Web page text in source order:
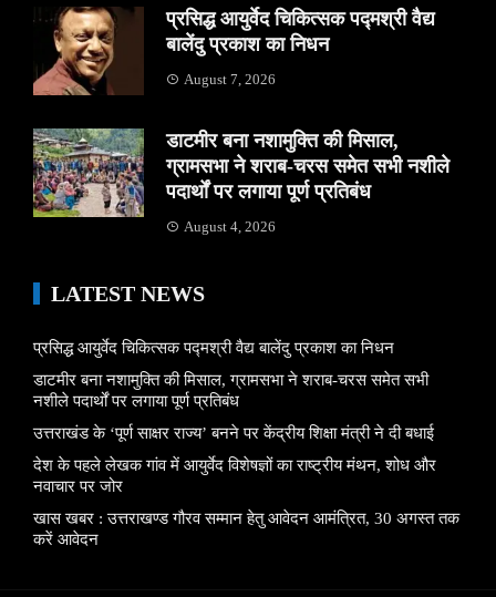
प्रसिद्ध आयुर्वेद चिकित्सक पद्मश्री वैद्य
बालेंदु प्रकाश का निधन
August 7, 2026
डाटमीर बना नशामुक्ति की मिसाल,
ग्रामसभा ने शराब-चरस समेत सभी नशीले
पदार्थों पर लगाया पूर्ण प्रतिबंध
August 4, 2026
LATEST NEWS
प्रसिद्ध आयुर्वेद चिकित्सक पद्मश्री वैद्य बालेंदु प्रकाश का निधन
डाटमीर बना नशामुक्ति की मिसाल, ग्रामसभा ने शराब-चरस समेत सभी
नशीले पदार्थों पर लगाया पूर्ण प्रतिबंध
उत्तराखंड के ‘पूर्ण साक्षर राज्य’ बनने पर केंद्रीय शिक्षा मंत्री ने दी बधाई
देश के पहले लेखक गांव में आयुर्वेद विशेषज्ञों का राष्ट्रीय मंथन, शोध और
नवाचार पर जोर
खास खबर : उत्तराखण्ड गौरव सम्मान हेतु आवेदन आमंत्रित, 30 अगस्त तक
करें आवेदन